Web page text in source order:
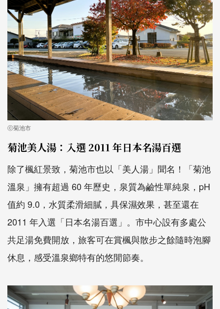
ⓒ菊池市
菊池美人湯：入選 2011 年日本名湯百選
除了楓紅景致，菊池市也以「美人湯」聞名！「菊池
溫泉」擁有超過 60 年歷史，泉質為鹼性單純泉，pH
值約 9.0，水質柔滑細膩，具保濕效果，甚至還在
2011 年入選「日本名湯百選」。市中心設有多處公
共足湯免費開放，旅客可在賞楓與散步之餘隨時泡腳
休息，感受溫泉鄉特有的悠閒節奏。